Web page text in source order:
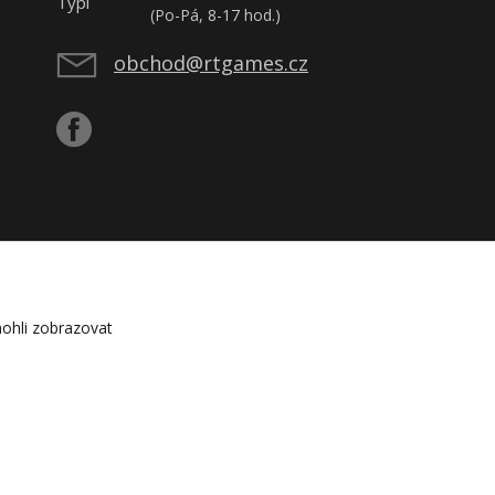
(Po-Pá, 8-17 hod.)
obchod@rtgames.cz
zobrazovat